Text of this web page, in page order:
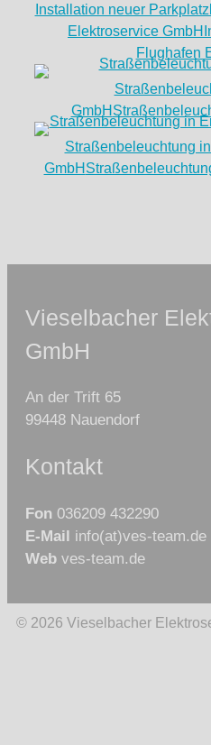
Installation neuer
Elektroservice GmbH
Flughafen
GmbH
Straßenbeleuchtung
GmbH
Vieselbacher
GmbH
An der Trift 65
99448 Nauendorf
Kontakt
Fon 036209 432290
E-Mail info(at)ves-team.de
Web ves-team.de
© 2026 Vieselbacher